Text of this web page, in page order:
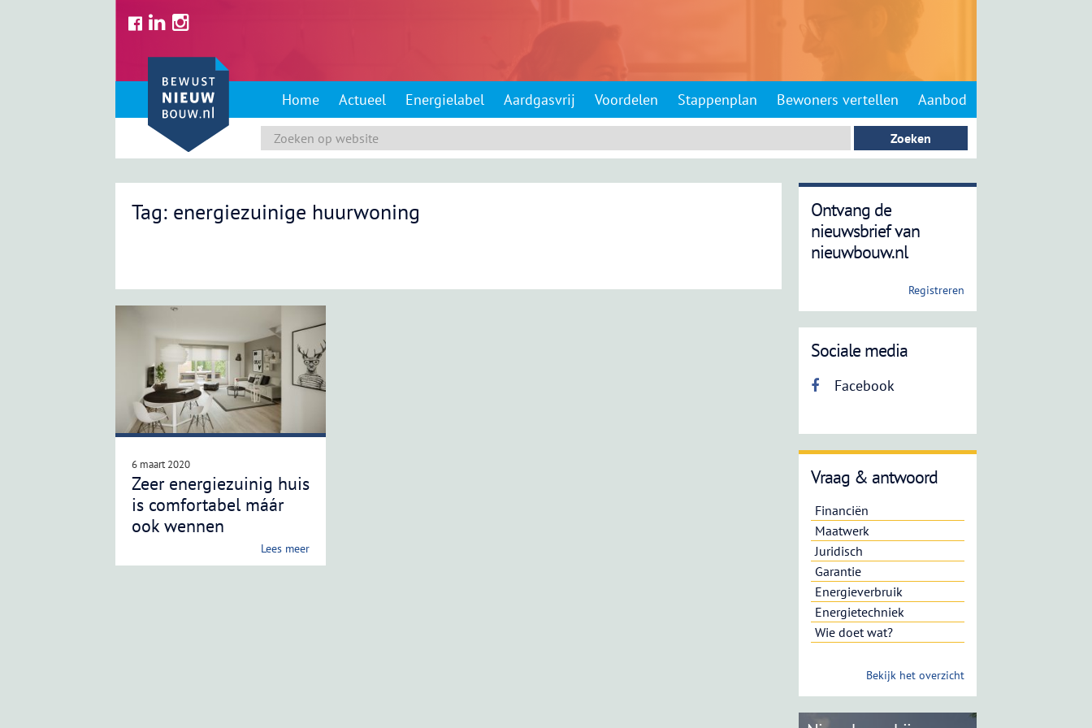
Home Actueel Energielabel Aardgasvrij Voordelen Stappenplan Bewoners vertellen Aanbod
Tag: energiezuinige huurwoning
6 maart 2020
Zeer energiezuinig huis
is comfortabel máár
ook wennen
Lees meer
Ontvang de
nieuwsbrief van
nieuwbouw.nl
Registreren
Sociale media
Facebook
Vraag & antwoord
Financiën
Maatwerk
Juridisch
Garantie
Energieverbruik
Energietechniek
Wie doet wat?
Bekijk het overzicht